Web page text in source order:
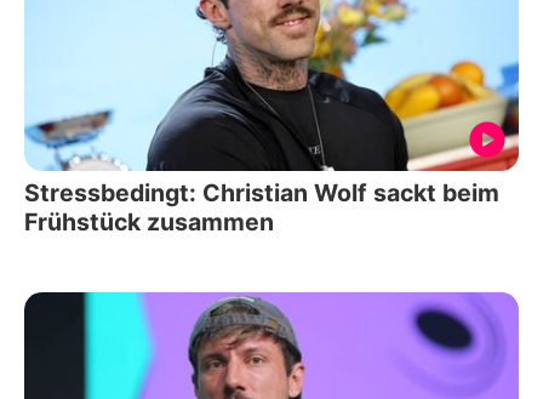
Stressbedingt: Christian Wolf sackt beim
Frühstück zusammen